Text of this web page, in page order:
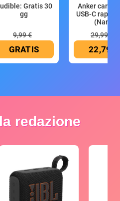
Gratis 30
gg
9,99 €
GRATIS
Anker
USB-C rapido
(Nano
29,99 €
22,79 €
redazione